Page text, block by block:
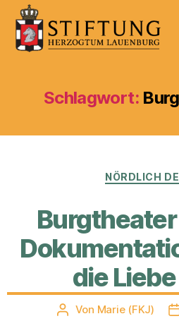
Stiftung
HerzogtumSchlagwort:
NÖRDLICH
die
Beitragsautor
Von Marie (FKJ)